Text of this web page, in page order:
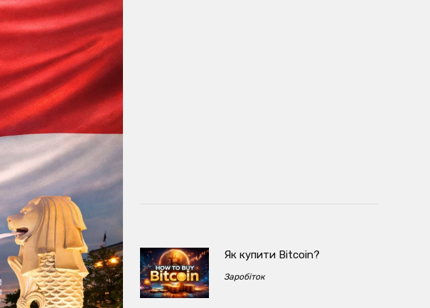
Як купити Bitcoin?
Заробіток